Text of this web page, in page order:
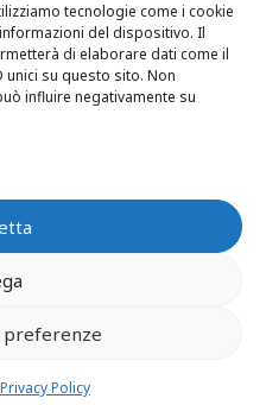
tecnologie come i cookie
del dispositivo. Il
di elaborare dati come il
su questo sito. Non
influire negativamente su
preferenze
Privacy Policy